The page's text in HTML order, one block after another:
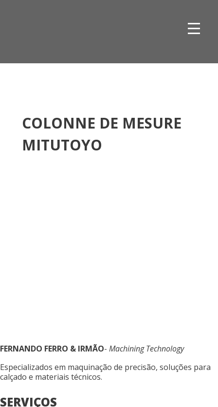
COLONNE DE MESURE
MITUTOYO
FERNANDO FERRO & IRMÃO- Machining Technology
Especializados em maquinação de precisão, soluções para
calçado e materiais técnicos.
SERVIÇOS